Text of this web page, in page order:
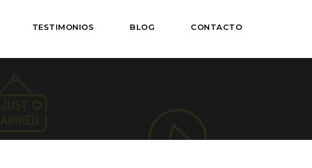
TESTIMONIOS BLOG CONTACTO